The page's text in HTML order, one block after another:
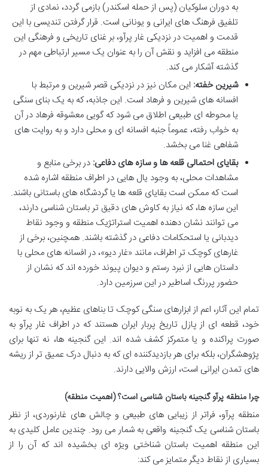
به دوران سلوکیان (پس از حمله اسکندر) بازمی گردد، نمادی از
تلفیق فرهنگ های ایرانی و یونانی است. قرار گرفتن تندیسی با این
قدمت و اهمیت در نزدیکی غار پرآو، بر غنای تاریخی و فرهنگی این
منطقه می افزاید و نقش آن را به عنوان یک مسیر ارتباطی مهم در
گذشته آشکار می کند.
شیرین خفته: این مکان نیز در نزدیکی قصر شیرین و مرتبط با
افسانه های شیرین و فرهاد است. این جاذبه، که به یک بنای سنگی
یا محوطه ای طبیعی اطلاق می شود که گویی معشوقه فرهاد در آن
به خواب رفته، عموماً جنبه افسانه ای و محلی دارد و به روایت های
شفاهی غنا می بخشد.
بقایای احتمالی قلعه ها و سازه های دفاعی: در برخی منابع و
مشاهدات محلی، به وجود یال هایی در اطراف منطقه اشاره شده
است که ممکن است بقایای قلعه ها یا گردشگاه های باستانی باشند.
این سازه ها، که نیاز به کاوش های دقیق تر باستان شناسی دارند،
می توانند نشان دهنده اهمیت استراتژیک منطقه و وجود نقاط
دیدبانی یا استحکامات دفاعی در گذشته باشند. همچنین، برخی از
غارهای کوچک تر اطراف، مانند «غار دیو»، در افسانه های محلی با
داستان هایی از نبرد رستم و دیوان پیوند خورده اند که نشان از
حضور پررنگ اساطیر در این سرزمین دارد.
تمام این آثار، اعم از ابزارهای سنگی کوچک تا بناهای عظیم، هر یک به نوبه
خود، قطعه ای از پازل تاریخ پربار ایران هستند که در اطراف غار پرآو به
صورت پراکنده و یا متمرکز کشف شده اند. این گنجینه ها، نه تنها برای
پژوهشگران، بلکه برای هر بازدیدکننده ای که به دنبال درک عمیق تر از ریشه
های تمدن ایرانی است، ارزش والایی دارند.
چرا منطقه پرآو گنجینه باستان شناسی است؟ (اهمیت منطقه)
منطقه پرآو، فراتر از زیبایی های طبیعی و چالش های غارنوردی، از نظر
باستان شناسی یک گنجینه واقعی به شمار می رود. چندین عامل کلیدی به
این منطقه اهمیت باستان شناختی ویژه ای بخشیده اند که آن را از
بسیاری از نقاط دیگر متمایز می کند: